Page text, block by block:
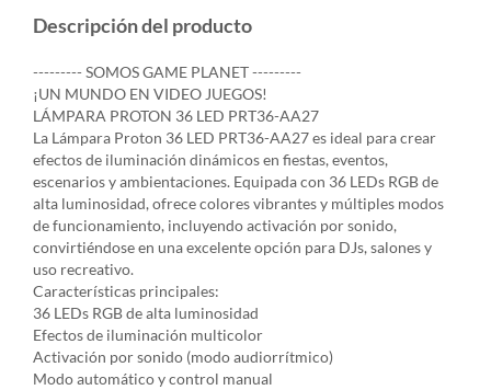
Descripción del producto
--------- SOMOS GAME PLANET ---------
¡UN MUNDO EN VIDEO JUEGOS!
LÁMPARA PROTON 36 LED PRT36-AA27
La Lámpara Proton 36 LED PRT36-AA27 es ideal para crear
efectos de iluminación dinámicos en fiestas, eventos,
escenarios y ambientaciones. Equipada con 36 LEDs RGB de
alta luminosidad, ofrece colores vibrantes y múltiples modos
de funcionamiento, incluyendo activación por sonido,
convirtiéndose en una excelente opción para DJs, salones y
uso recreativo.
Características principales:
36 LEDs RGB de alta luminosidad
Efectos de iluminación multicolor
Activación por sonido (modo audiorrítmico)
Modo automático y control manual